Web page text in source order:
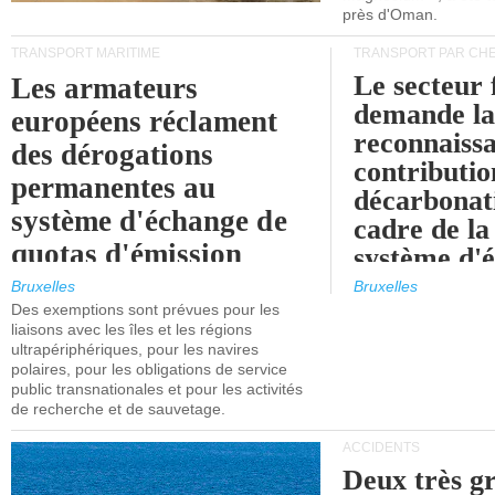
près d'Oman.
TRANSPORT MARITIME
Les armateurs
européens réclament
des dérogations
permanentes au
système d'échange de
quotas d'émission
maritimes de l'UE
après 2030.
Bruxelles
Des exemptions sont prévues pour les
liaisons avec les îles et les régions
ultrapériphériques, pour les navires
polaires, pour les obligations de service
public transnationales et pour les activités
de recherche et de sauvetage.
TRANSPORT PAR
Le
demande la
cadre de
système
quotas
Bruxelles
ACCIDENTS
Deux très